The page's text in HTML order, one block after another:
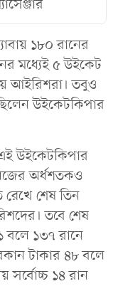
১৮০ রানের
মধ্যেই ৫ উইকেট
আইরিশরা। তবুও
উইকেটকিপার
উইকেটকিপার
অর্ধশতকও
শেষ তিন
তবে শেষ
বলে ১৩৭ রানে
টাকার ৪৮ বলে
সর্বোচ্চ ১৪ রান